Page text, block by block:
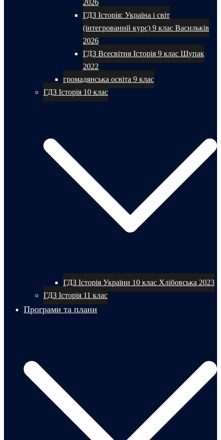
2026
ГДЗ Історія: Україна і світ
(інтегрований курс) 9 клас Васильків
2026
ГДЗ Всесвітня Історія 9 клас Щупак
2022
громадянська освіта 9 клас
ГДЗ Історія 10 клас
ГДЗ Історія України 10 клас Хлібовська 2023
ГДЗ Історія 11 клас
Програми та плани